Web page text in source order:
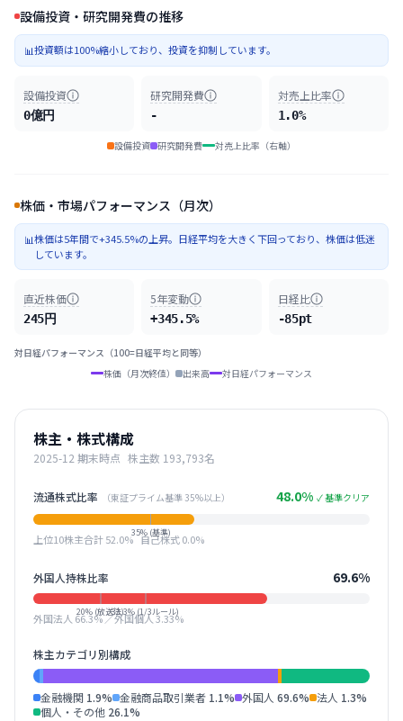
設備投資・研究開発費の推移
📊投資額は100%縮小しており、投資を抑制しています。
設備投資
0億円
研究開発費
-
対売上比率
1.0%
設備投資 研究開発費 対売上比率（右軸）
株価・市場パフォーマンス（月次）
📊株価は5年間で+345.5%の上昇。日経平均を大きく下回っており、株価は低迷
しています。
直近株価
245円
5年変動
+345.5%
日経比
-85pt
対日経パフォーマンス（100=日経平均と同等）
株価（月次終値）
出来高 対日経パフォーマンス
株主・株式構成
2025-12 期末時点 株主数 193,793名
流通株式比率 （東証プライム基準 35%以上） 48.0% ✓ 基準クリア
35% (基準)
上位10株主合計52.0% 自己株式0.0%
外国人持株比率 69.6%
20% (放送法)33.3% (1/3ルール)
外国法人 66.3% ／外国個人3.33%
株主カテゴリ別構成
金融機関 1.9% 金融商品取引業者 1.1% 外国人 69.6% 法人 1.3%
個人・その他 26.1%